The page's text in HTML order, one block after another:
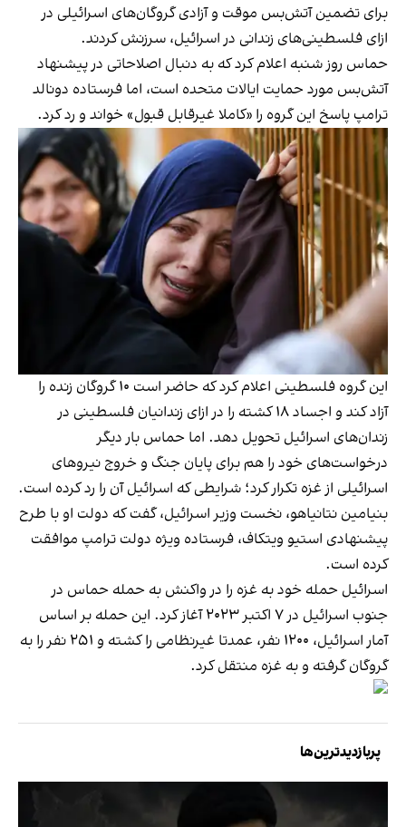
برای تضمین آتش‌بس موقت و آزادی گروگان‌های اسرائیلی در
ازای فلسطینی‌های زندانی در اسرائیل، سرزنش کردند.
حماس روز شنبه اعلام کرد که به دنبال اصلاحاتی در پیشنهاد
آتش‌بس مورد حمایت ایالات متحده است، اما فرستاده دونالد
ترامپ پاسخ این گروه را «کاملا غیرقابل قبول» خواند و رد کرد.
این گروه فلسطینی اعلام کرد که حاضر است ۱۰ گروگان زنده را
آزاد کند و اجساد ۱۸ کشته را در ازای زندانیان فلسطینی در
زندان‌های اسرائیل تحویل دهد. اما حماس بار دیگر
درخواست‌های خود را هم برای پایان جنگ و خروج نیروهای
اسرائیلی از غزه تکرار کرد؛ شرایطی که اسرائیل آن را رد کرده است.
بنیامین نتانیاهو، نخست وزیر اسرائیل، گفت که دولت او با طرح
پیشنهادی استیو ویتکاف، فرستاده ویژه دولت ترامپ موافقت
کرده است.
اسرائیل حمله خود به غزه را در واکنش به حمله حماس در
جنوب اسرائیل در ۷ اکتبر ۲۰۲۳ آغاز کرد. این حمله بر اساس
آمار اسرائیل، ۱۲۰۰ نفر، عمدتا غیرنظامی را کشته و ۲۵۱ نفر را به
گروگان گرفته و به غزه منتقل کرد.
پربازدیدترین‌ها